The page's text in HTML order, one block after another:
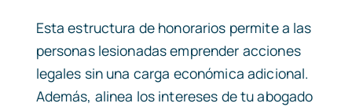
Esta estructura de honorarios permite a las
personas lesionadas emprender acciones
legales sin una carga económica adicional.
Además, alinea los intereses de tu abogado